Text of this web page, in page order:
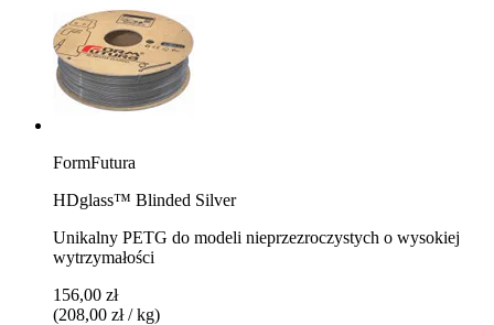
FormFutura
HDglass™ Blinded Silver
Unikalny PETG do modeli nieprzezroczystych o wysokiej
wytrzymałości
156,00 zł
(208,00 zł / kg)